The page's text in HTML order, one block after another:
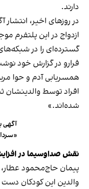
دارند.
ازدواج در این پلتفرم
گسترده‌ای را در
افراد توسط
شده‌اند.»
نقش صداوسیما در
پیمان حاج‌محمود عطار،
والدین این کودکان دست